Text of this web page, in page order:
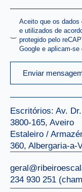
Name
Aceito que os dados
e utilizados de
protegido pelo
Google e aplicam-se
Enviar
Escritórios: Av.
3800-165, Aveiro
Estaleiro /
360, Albergaria-a-
234 930 251